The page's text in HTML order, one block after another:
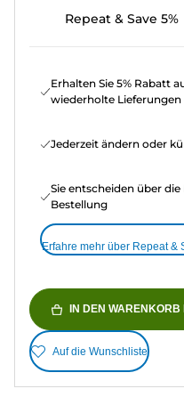
Repeat & Save 5%
Erhalten Sie 5% Rabatt
wiederholte
Jederzeit ändern oder
Sie entscheiden über
Bestellung
Erfahre mehr über Repeat &
IN DEN WARENKORB
Auf die Wunschliste